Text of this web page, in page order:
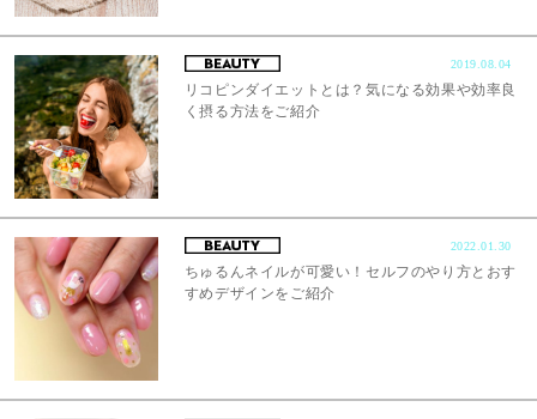
2019.08.04
リコピンダイエットとは？気になる効果や効率良
く摂る方法をご紹介
2022.01.30
ちゅるんネイルが可愛い！セルフのやり方とおす
すめデザインをご紹介